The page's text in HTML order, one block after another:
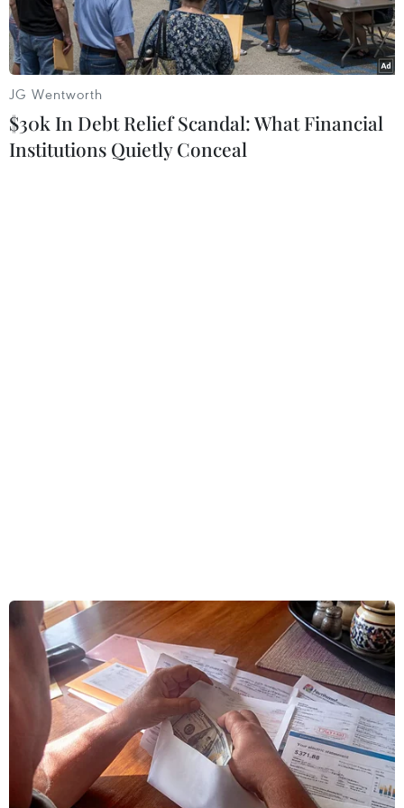
Nail & Spa” trên đường Grand Boulevard, Deer
Park, thuộc Long Island, New York.
Sau khi nhận được thông tin vụ việc, cảnh sát
đã tới ngay hiện trường để hỗ trợ các nạn nhân.
Nguyên nhân vụ tai nạn đang được điều tra làm
rõ./.
JG Wentworth
$30k In Debt Relief Scandal: What Financial
Institutions Quietly Conceal